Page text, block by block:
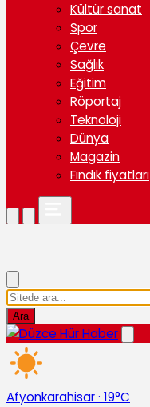
Kültür sanat
Spor
Çevre
Sağlık
Eğitim
Röportaj
Teknoloji
Dünya
Magazin
Fındık fiyatları
Ara
Afyonkarahisar· 19°C